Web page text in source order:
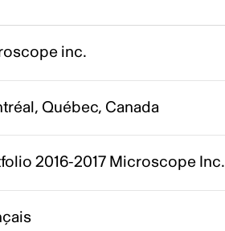
inc.
Québec, Canada
2016-2017 Microscope Inc.